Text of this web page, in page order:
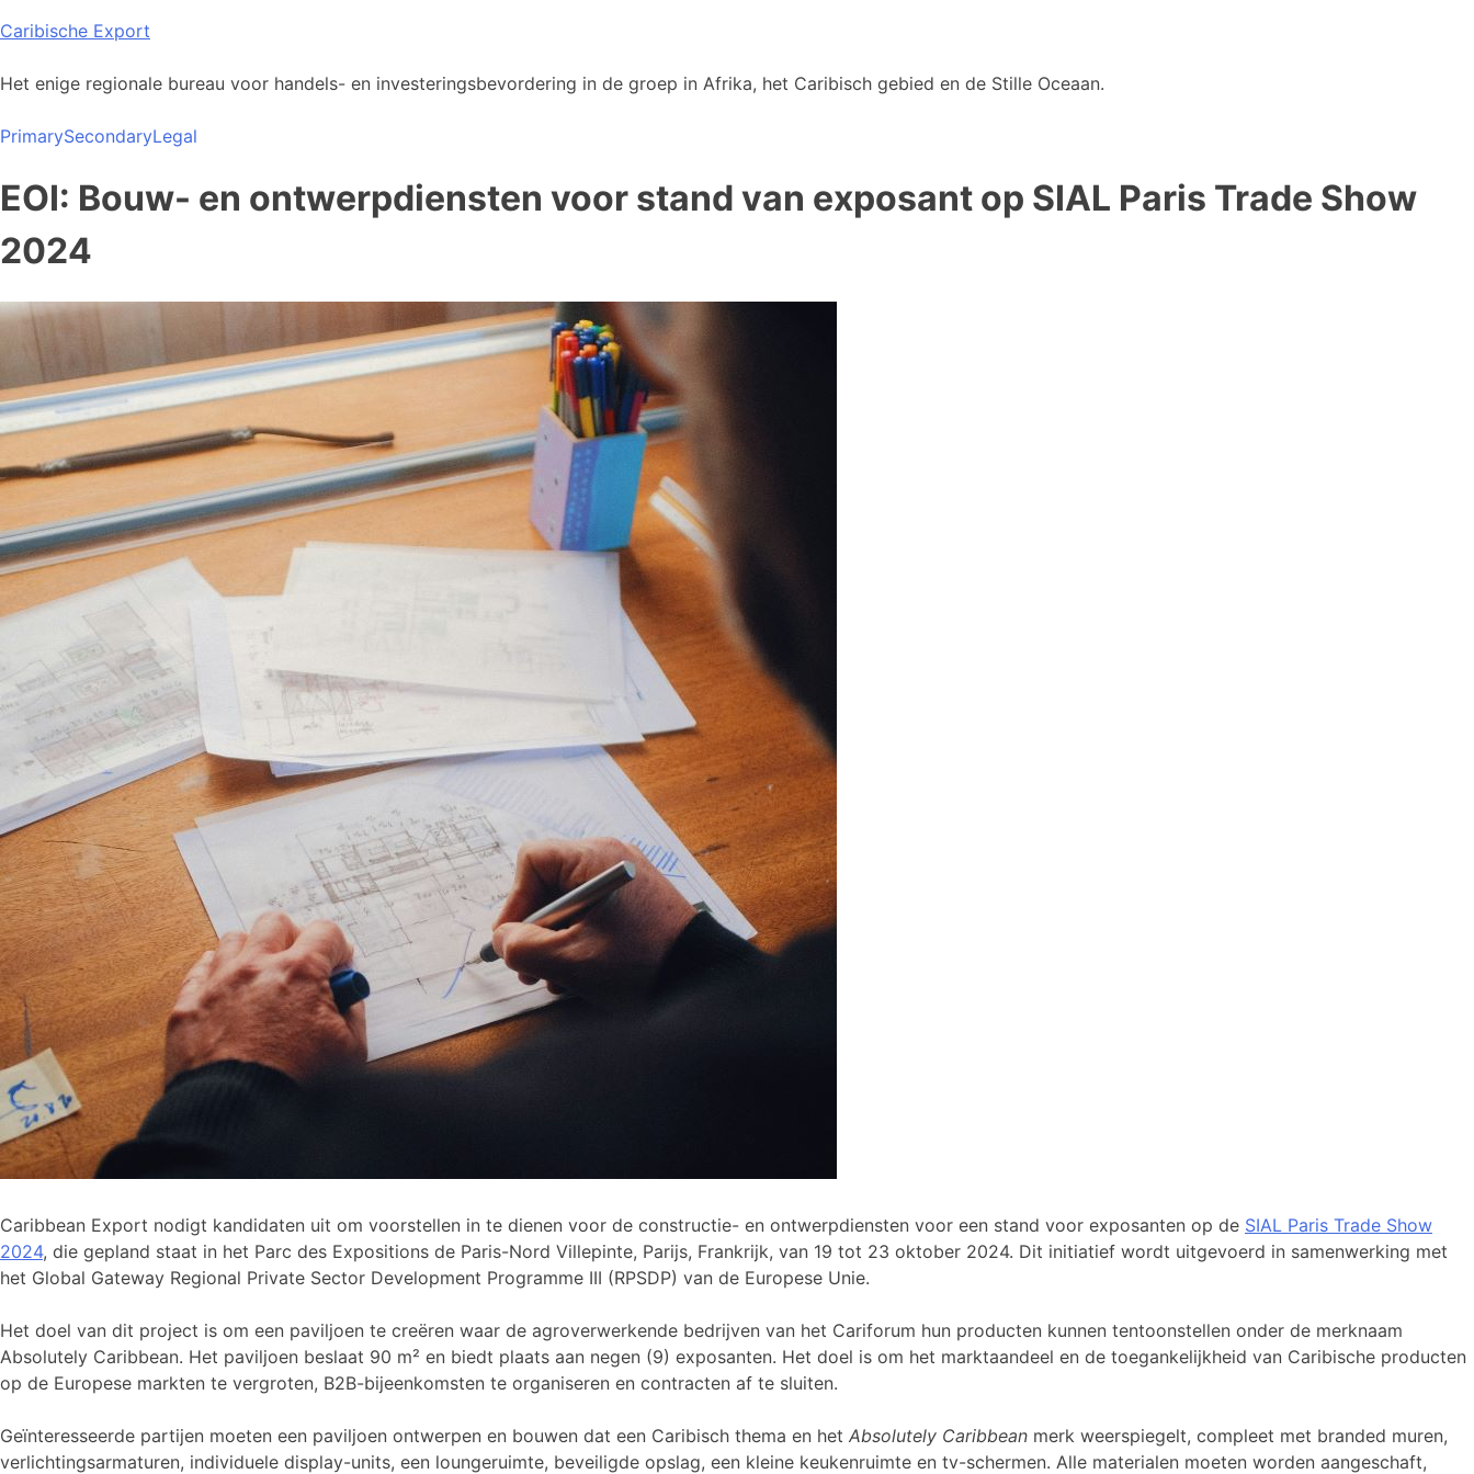
Skip
content
Caribische Export
Het enige regionale bureau voor handels- en investeringsbevordering in de groep in Afrika, het Caribisch gebied en de Stille Oceaan.
PrimarySecondaryLegal
EOI: Bouw- en ontwerpdiensten voor stand van exposant op SIAL Paris Trade Show
2024
Caribbean Export nodigt kandidaten uit om voorstellen in te dienen voor de constructie- en ontwerpdiensten voor een stand voor exposanten op de SIAL Paris Trade Show
2024, die gepland staat in het Parc des Expositions de Paris-Nord Villepinte, Parijs, Frankrijk, van 19 tot 23 oktober 2024. Dit initiatief wordt uitgevoerd in samenwerking met
het Global Gateway Regional Private Sector Development Programme III (RPSDP) van de Europese Unie.
Het doel van dit project is om een paviljoen te creëren waar de agroverwerkende bedrijven van het Cariforum hun producten kunnen tentoonstellen onder de merknaam
Absolutely Caribbean. Het paviljoen beslaat 90 m² en biedt plaats aan negen (9) exposanten. Het doel is om het marktaandeel en de toegankelijkheid van Caribische producten
op de Europese markten te vergroten, B2B-bijeenkomsten te organiseren en contracten af te sluiten.
Geïnteresseerde partijen moeten een paviljoen ontwerpen en bouwen dat een Caribisch thema en het Absolutely Caribbean merk weerspiegelt, compleet met branded muren,
verlichtingsarmaturen, individuele display-units, een loungeruimte, beveiligde opslag, een kleine keukenruimte en tv-schermen. Alle materialen moeten worden aangeschaft,